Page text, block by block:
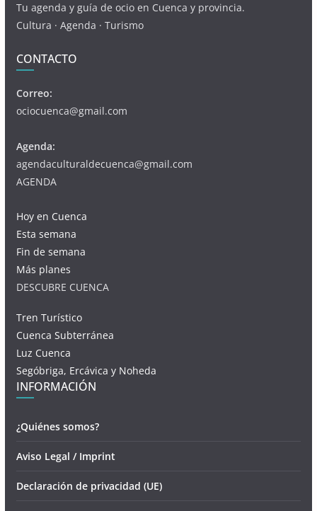
Tu agenda y guía de ocio en Cuenca y provincia.
Cultura · Agenda · Turismo
CONTACTO
Correo:
ociocuenca@gmail.com
Agenda:
agendaculturaldecuenca@gmail.com
AGENDA
Hoy en Cuenca
Esta semana
Fin de semana
Más planes
DESCUBRE CUENCA
Tren Turístico
Cuenca Subterránea
Luz Cuenca
Segóbriga, Ercávica y Noheda
INFORMACIÓN
¿Quiénes somos?
Aviso Legal / Imprint
Declaración de privacidad (UE)